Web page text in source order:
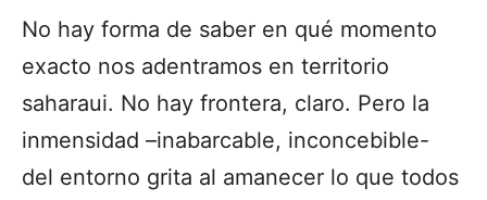
No hay forma de saber en qué momento
exacto nos adentramos en territorio
saharaui. No hay frontera, claro. Pero la
inmensidad –inabarcable, inconcebible-
del entorno grita al amanecer lo que todos